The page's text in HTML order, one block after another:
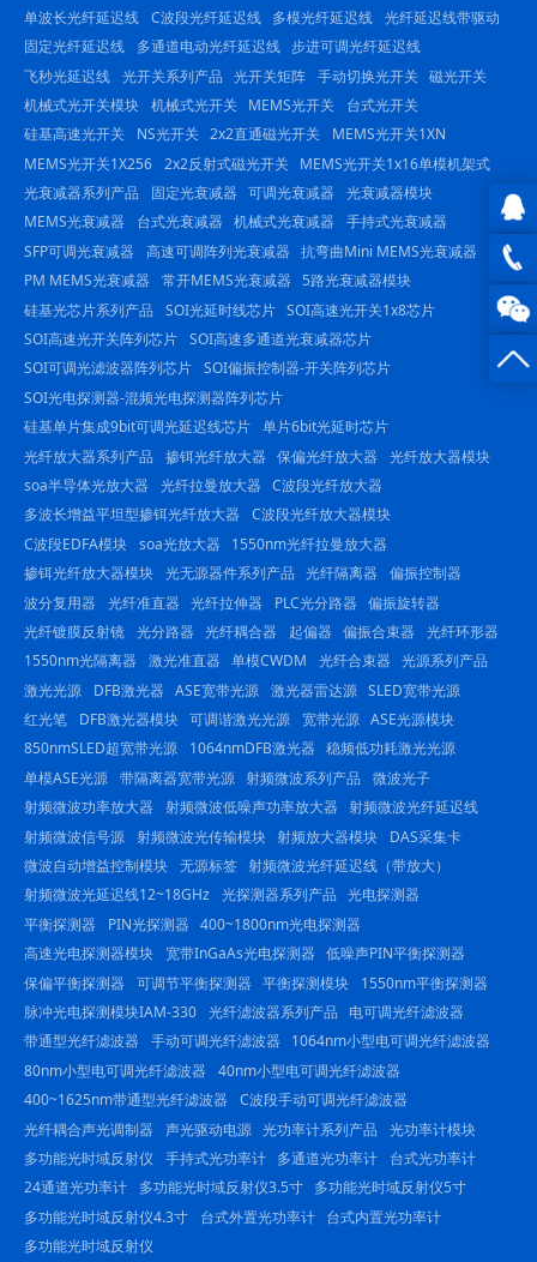
QQ在
线咨
询
0816
单波长光纤延迟线 C波段光纤延迟线 多模光纤延迟线 光纤延迟线带驱动
固定光纤延迟线
多通道电动光纤延迟线 步进可调光纤延迟线
飞秒光延迟线 光开关系列产品 光开关矩阵 手动切换光开关 磁光开关
机械式光开关模块 机械式光开关 MEMS光开关
台式光开关
硅基高速光开关
NS光开关 2x2直通磁光开关
MEMS光开关1XN
MEMS光开关1X256 2x2反射式磁光开关
MEMS光开关1x16单模机架式
光衰减器系列产品
固定光衰减器 可调光衰减器
光衰减器模块
MEMS光衰减器
台式光衰减器 机械式光衰减器
手持式光衰减器
SFP可调光衰减器
高速可调阵列光衰减器 抗弯曲Mini MEMS光衰减器
PM MEMS光衰减器
常开MEMS光衰减器 5路光衰减器模块
硅基光芯片系列产品
SOI光延时线芯片 SOI高速光开关1x8芯片
SOI高速光开关阵列芯片 SOI高速多通道光衰减器芯片
SOI可调光滤波器阵列芯片 SOI偏振控制器-开关阵列芯片
SOI光电探测器-混频光电探测器阵列芯片
硅基单片集成9bit可调光延迟线芯片 单片6bit光延时芯片
光纤放大器系列产品
掺铒光纤放大器 保偏光纤放大器
光纤放大器模块
soa半导体光放大器
光纤拉曼放大器 C波段光纤放大器
多波长增益平坦型掺铒光纤放大器
C波段光纤放大器模块
C波段EDFA模块 soa光放大器
1550nm光纤拉曼放大器
掺铒光纤放大器模块 光无源器件系列产品 光纤隔离器
偏振控制器
波分复用器
光纤准直器 光纤拉伸器 PLC光分路器
偏振旋转器
光纤镀膜反射镜 光分路器 光纤耦合器 起偏器 偏振合束器
光纤环形器
1550nm光隔离器
激光准直器 单模CWDM 光纤合束器
光源系列产品
激光光源
DFB激光器 ASE宽带光源 激光器雷达源 SLED宽带光源
红光笔
DFB激光器模块 可调谐激光光源 宽带光源 ASE光源模块
850nmSLED超宽带光源
1064nmDFB激光器 稳频低功耗激光光源
单模ASE光源 带隔离器宽带光源 射频微波系列产品
微波光子
射频微波功率放大器
射频微波低噪声功率放大器 射频微波光纤延迟线
射频微波信号源 射频微波光传输模块 射频放大器模块
DAS采集卡
微波自动增益控制模块 无源标签 射频微波光纤延迟线（带放大）
射频微波光延迟线12~18GHz 光探测器系列产品 光电探测器
平衡探测器
PIN光探测器 400~1800nm光电探测器
高速光电探测器模块
宽带InGaAs光电探测器 低噪声PIN平衡探测器
保偏平衡探测器
可调节平衡探测器 平衡探测模块
1550nm平衡探测器
脉冲光电探测模块IAM-330 光纤滤波器系列产品
电可调光纤滤波器
带通型光纤滤波器
手动可调光纤滤波器
1064nm小型电可调光纤滤波器
80nm小型电可调光纤滤波器
40nm小型电可调光纤滤波器
400~1625nm带通型光纤滤波器
C波段手动可调光纤滤波器
光纤耦合声光调制器
声光驱动电源 光功率计系列产品
光功率计模块
多功能光时域反射仪
手持式光功率计 多通道光功率计
台式光功率计
24通道光功率计
多功能光时域反射仪3.5寸
多功能光时域反射仪5寸
多功能光时域反射仪4.3寸
台式外置光功率计
台式内置光功率计
多功能光时域反射仪